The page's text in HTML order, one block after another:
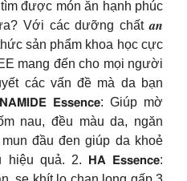
được món ăn hạnh phúc
Với các dưỡng chất 𝒂𝒏
thức sản phẩm khoa học cực
mang đến cho mọi người
các vấn đề mà da bạn
𝗘𝘀𝘀𝗲𝗻𝗰𝗲: Giúp mờ
nau, đều màu da, ngăn
đầu đen giúp da khoẻ
quả. 2. 𝗛𝗔 𝗘𝘀𝘀𝗲𝗻𝗰𝗲: